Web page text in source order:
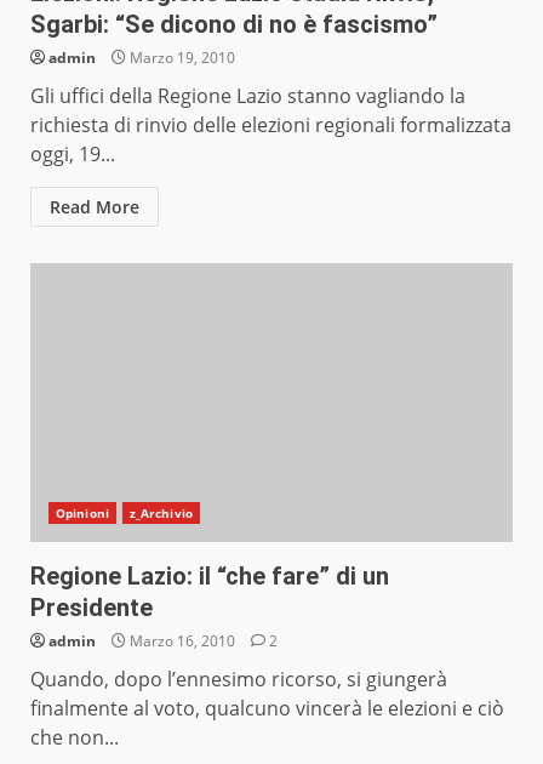
Sgarbi: “Se dicono di no è fascismo”
admin Marzo 19, 2010
Gli uffici della Regione Lazio stanno vagliando la
richiesta di rinvio delle elezioni regionali formalizzata
oggi, 19...
Read More
Opinioni z_Archivio
Regione Lazio: il “che fare” di un
Presidente
admin Marzo 16, 2010 2
Quando, dopo l’ennesimo ricorso, si giungerà
finalmente al voto, qualcuno vincerà le elezioni e ciò
che non...